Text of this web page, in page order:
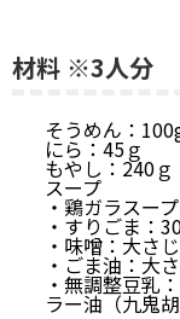
材料 ※3人分
そうめん：
にら：45ｇ
もやし：240ｇ
スープ
・鶏ガラスー
・すりごま：
・味噌：大さ
・ごま油：大
・無調整豆乳
ラー油（九鬼